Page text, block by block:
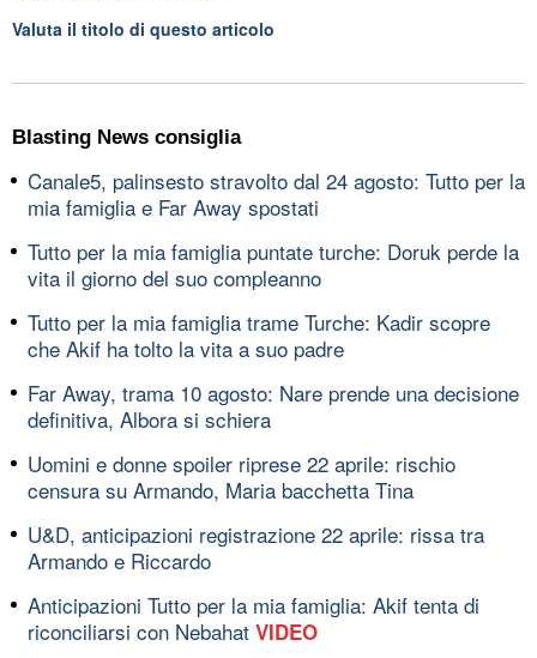
Valuta il titolo di questo articolo
Blasting News consiglia
Canale5, palinsesto stravolto dal 24 agosto: Tutto per la
mia famiglia e Far Away spostati
Tutto per la mia famiglia puntate turche: Doruk perde la
vita il giorno del suo compleanno
Tutto per la mia famiglia trame Turche: Kadir scopre
che Akif ha tolto la vita a suo padre
Far Away, trama 10 agosto: Nare prende una decisione
definitiva, Albora si schiera
Uomini e donne spoiler riprese 22 aprile: rischio
censura su Armando, Maria bacchetta Tina
U&D, anticipazioni registrazione 22 aprile: rissa tra
Armando e Riccardo
Anticipazioni Tutto per la mia famiglia: Akif tenta di
riconciliarsi con Nebahat VIDEO